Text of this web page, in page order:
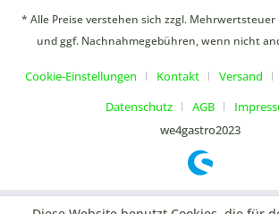
* Alle Preise verstehen sich zzgl. Mehrwertsteuer
und ggf. Nachnahmegebühren, wenn nicht
Cookie-Einstellungen Kontakt Versand
Datenschutz
AGB
we4gastro2023